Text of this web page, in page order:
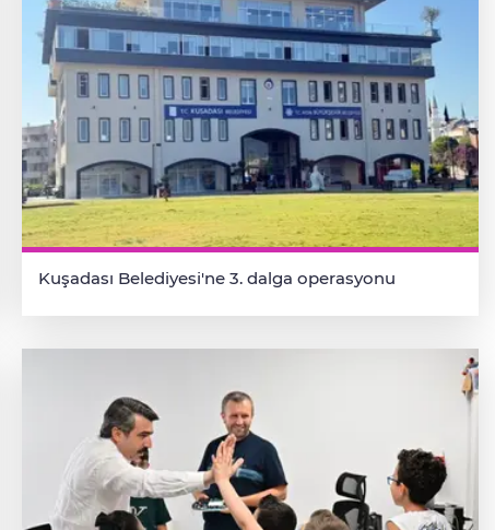
Kuşadası Belediyesi'ne 3. dalga operasyonu